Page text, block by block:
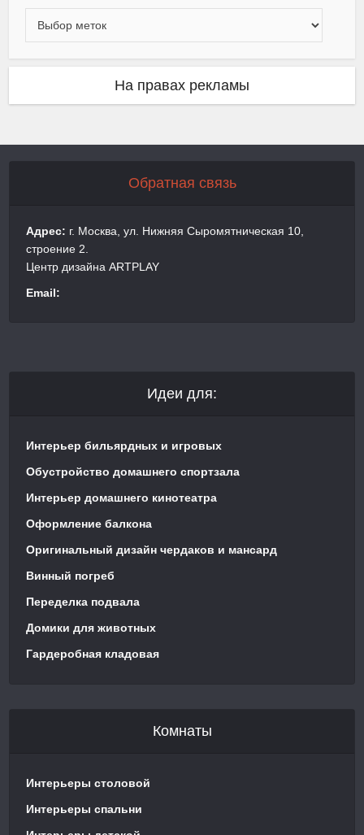
На правах рекламы
Обратная связь
Адрес: г. Москва, ул. Нижняя Сыромятническая 10,
строение 2.
Центр дизайна ARTPLAY
Email:
Идеи для:
Интерьер бильярдных и игровых
Обустройство домашнего спортзала
Интерьер домашнего кинотеатра
Оформление балкона
Оригинальный дизайн чердаков и мансард
Винный погреб
Переделка подвала
Домики для животных
Гардеробная кладовая
Комнаты
Интерьеры столовой
Интерьеры спальни